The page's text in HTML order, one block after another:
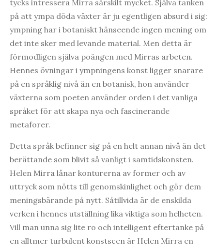
tycks intressera Mirra särskilt mycket. Själva tanken
på att ympa döda växter är ju egentligen absurd i sig:
ympning har i botaniskt hänseende ingen mening om
det inte sker med levande material. Men detta är
förmodligen själva poängen med Mirras arbeten.
Hennes övningar i ympningens konst ligger snarare
på en språklig nivå än en botanisk, hon använder
växterna som poeten använder orden i det vanliga
språket för att skapa nya och fascinerande
metaforer.
Detta språk befinner sig på en helt annan nivå än det
berättande som blivit så vanligt i samtidskonsten.
Helen Mirra lånar konturerna av former och av
uttryck som nötts till genomskinlighet och gör dem
meningsbärande på nytt. Såtillvida är de enskilda
verken i hennes utställning lika viktiga som helheten.
Vill man unna sig lite ro och intelligent eftertanke på
en alltmer turbulent konstscen är Helen Mirra en